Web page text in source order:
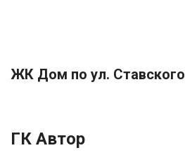
ЖК Дом по ул. Ставского
ГК Автор